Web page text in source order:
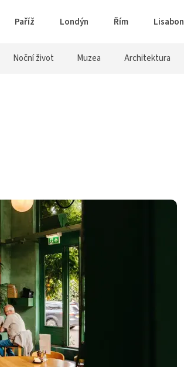
Paříž Londýn Řím Lisabon
Noční život Muzea Architektura